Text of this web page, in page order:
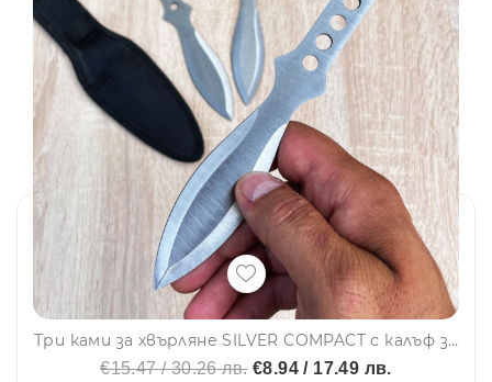
Три ками за хвърляне SILVER COMPACT с калъф за носене на колан
€15.47 / 30.26 лв.€8.94 / 17.49 лв.